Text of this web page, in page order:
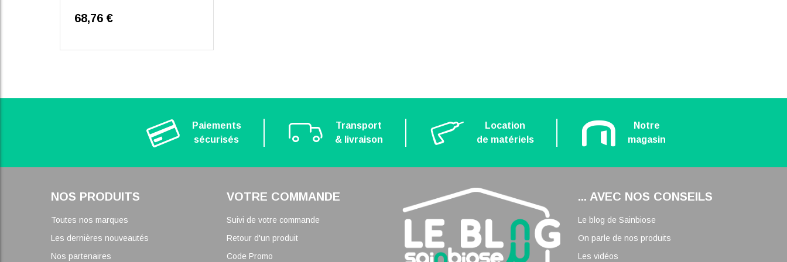
68,76 €
Paiements
sécurisés
Transport
& livraison
Location
de matériels
Notre
magasin
NOS PRODUITS
Toutes nos marques
Les dernières nouveautés
Nos partenaires
VOTRE COMMANDE
Suivi de votre commande
Retour d'un produit
Code Promo
... AVEC NOS CONSEILS
Le blog de Sainbiose
On parle de nos produits
Les vidéos